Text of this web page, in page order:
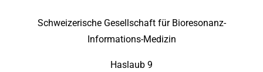
Schweizerische Gesellschaft für Bioresonanz-
Informations-Medizin
Haslaub 9